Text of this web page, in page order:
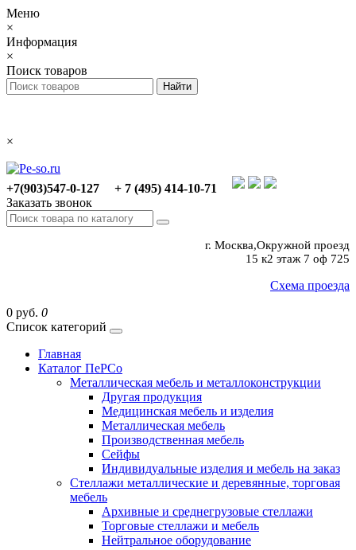
Меню
×
Информация
×
Поиск товаров
×
+7(903)547-0-127
+ 7 (495) 414-10-71
Заказать звонок
г. Москва,Окружной проезд
15 к2 этаж 7 оф 725
Схема проезда
0 руб. 0
Список категорий
Главная
Каталог ПеРСо
Металлическая мебель и металлоконструкции
Другая продукция
Медицинская мебель и изделия
Металлическая мебель
Производственная мебель
Сейфы
Индивидуальные изделия и мебель на заказ
Стеллажи металлические и деревянные, торговая
мебель
Архивные и среднегрузовые стеллажи
Торговые стеллажи и мебель
Нейтральное оборудование